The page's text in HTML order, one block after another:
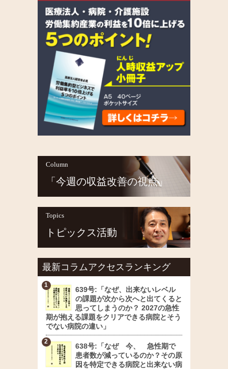
Column
「今週の収益改善の視点」
Topics
トピックス活動
最新コラムアクセスランキング
639号:「なぜ、出来ないレベル
の課題が次から次へと出てくると
思ってしまうのか？ 2027の急性
期が抱える課題をクリアできる病院とそう
でない病院の違い」
638号:「なぜ 今、 急性期で
患者数が減っているのか？その原
因を特定できる病院と出来ない病